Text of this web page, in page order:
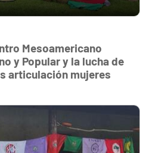
Mesoamericano
y Popular y la lucha de
articulación mujeres